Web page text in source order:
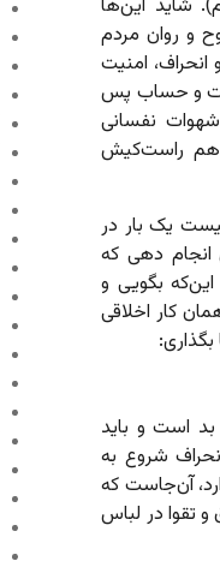
شاید این‌ها
و روان مردم
امنیت
و حساب پس
نفسانی
راست‌کیش
یک بار در
انجام دهی که
بگویی و
کار اخلاقی
است و باید
شروع به
آن‌جاست که
و تقوا در لباس